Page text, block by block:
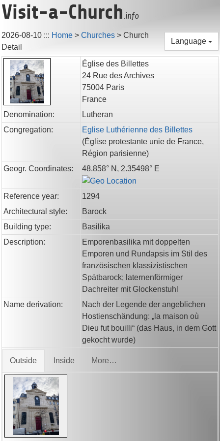
Visit-a-Church.info
2026-08-10 ::: Home > Churches > Church
Detail
Language
Église des Billettes
24 Rue des Archives
75004 Paris
France
Denomination:
Lutheran
Congregation:
Eglise Luthérienne des Billettes
(Église protestante unie de France,
Région parisienne)
Geogr. Coordinates:
48.858° N, 2.35498° E
Reference year:
1294
Architectural style:
Barock
Building type:
Basilika
Description:
Emporenbasilika mit doppelten
Emporen und Rundapsis im Stil des
französischen klassizistischen
Spätbarock; laternenförmiger
Dachreiter mit Glockenstuhl
Name derivation:
Nach der Legende der angeblichen
Hostienschändung: „la maison où
Dieu fut bouilli“ (das Haus, in dem Gott
gekocht wurde)
Outside Inside More…